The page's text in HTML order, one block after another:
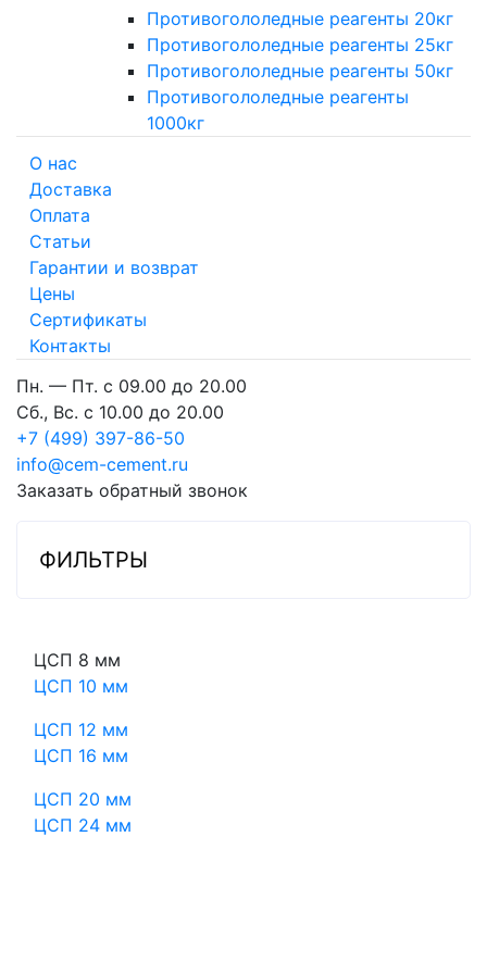
Противогололедные реагенты 20кг
Противогололедные реагенты 25кг
Противогололедные реагенты 50кг
Противогололедные реагенты
1000кг
О нас
Доставка
Оплата
Cтатьи
Гарантии и возврат
Цены
Сертификаты
Контакты
Пн. — Пт. с 09.00 до 20.00
Сб., Вс. с 10.00 до 20.00
+7 (499) 397-86-50
info@cem-cement.ru
Заказать обратный звонок
ФИЛЬТРЫ
ЦСП 8 мм
ЦСП 10 мм
ЦСП 12 мм
ЦСП 16 мм
ЦСП 20 мм
ЦСП 24 мм